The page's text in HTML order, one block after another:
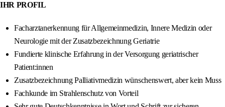
IHR PROFIL
Facharztanerkennung für Allgemeinmedizin, Innere Medizin oder
Neurologie mit der Zusatzbezeichnung Geriatrie
Fundierte klinische Erfahrung in der Versorgung geriatrischer
Patient:innen
Zusatzbezeichnung Palliativmedizin wünschenswert, aber kein Muss
Fachkunde im Strahlenschutz von Vorteil